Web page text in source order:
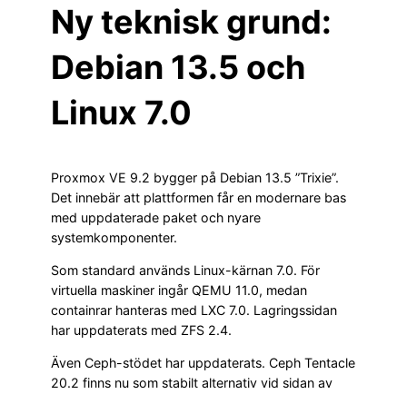
Ny teknisk grund:
Debian 13.5 och
Linux 7.0
Proxmox VE 9.2 bygger på Debian 13.5 ”Trixie”.
Det innebär att plattformen får en modernare bas
med uppdaterade paket och nyare
systemkomponenter.
Som standard används Linux-kärnan 7.0. För
virtuella maskiner ingår QEMU 11.0, medan
containrar hanteras med LXC 7.0. Lagringssidan
har uppdaterats med ZFS 2.4.
Även Ceph-stödet har uppdaterats. Ceph Tentacle
20.2 finns nu som stabilt alternativ vid sidan av